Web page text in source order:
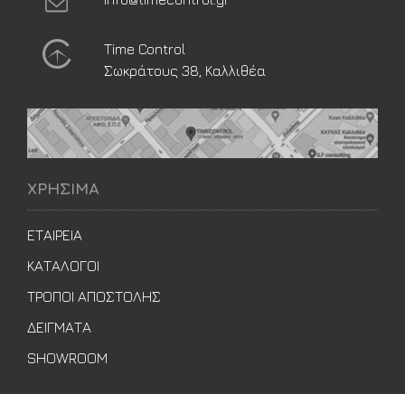
Time Control
Σωκράτους 38, Καλλιθέα
ΧΡΗΣΙΜΑ
ΕΤΑΙΡΕΙΑ
ΚΑΤΑΛΟΓΟΙ
ΤΡΟΠΟΙ ΑΠΟΣΤΟΛΗΣ
ΔΕΙΓΜΑΤΑ
SHOWROOM